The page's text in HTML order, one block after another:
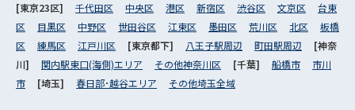
[東京23区] 千代田区 中央区 港区 新宿区 渋谷区 文京区
台東
区
目黒区 中野区 世田谷区 江東区 墨田区 荒川区 北区
板橋
区
練馬区 江戸川区 [東京都下] 八王子駅周辺 町田駅周辺
[神奈
川] 関内駅東口(海側)エリア その他神奈川区 [千葉] 船橋市
市川
市
[埼玉] 春日部･越谷エリア その他埼玉全域